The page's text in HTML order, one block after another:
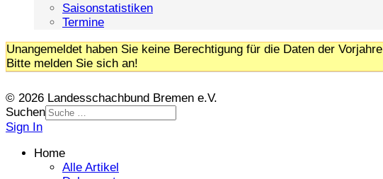
Saisonstatistiken
Termine
Unangemeldet haben Sie keine Berechtigung für die Daten der Vorjahre
Bitte melden Sie sich an!
© 2026 Landesschachbund Bremen e.V.
Suchen
Sign In
Home
Alle Artikel